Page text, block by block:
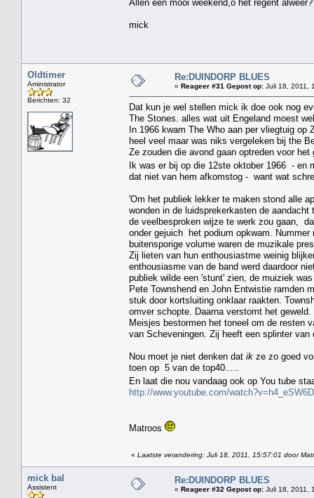
Allen een mooi weekend,o het regent
mick
Oldtimer
Aministrator
Berichten: 32
Re:DUINDORP BLUES
« Reageer #31 Gepost op: Juli 18, 2011,
Dat kun je wel stellen mick ik doe ook nog
The Stones. alles wat uit Engeland moest
In 1966 kwam The Who aan per vliegtuig
heel veel maar was niks vergeleken bij the
Ze zouden die avond gaan optreden voor
Ik was er bij op die 12ste oktober 1966 -
dat niet van hem afkomstog - want wat
'Om het publiek lekker te maken stond alle
wonden in de luidsprekerkasten de
de veelbesproken wijze te werk zou gaan,
onder gejuich het podium opkwam.
buitensporige volume waren de muzikale
Zij lieten van hun enthousiastme weinig
enthousiasme van de band werd daardoor
publiek wilde een 'stunt' zien, de muiziek
Pete Townshend en John Entwistie ramden
stuk door kortsluiting onklaar raakten.
omver schopte. Daarna verstomt het
Meisjes bestormen het toneel om de resten
van Scheveningen. Zij heeft een splinter van
Nou moet je niet denken dat ik ze zo goed
toen op 5 van de top40.....
En laat die nou vandaag ook op You tube
http://www.youtube.com/
Matroos
« Laatste verandering: Juli 18, 2011, 15:57:01 door
mick bal
Assistent
Re:DUINDORP BLUES
« Reageer #32 Gepost op: Juli 18, 2011,